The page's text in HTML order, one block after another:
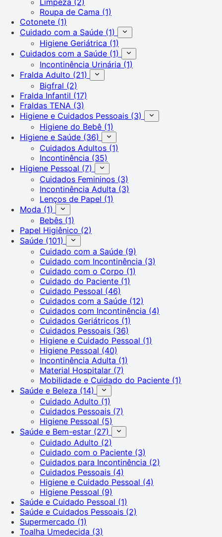
Roupa de Cama (1)
Cotonete (1)
Cuidado com a Saúde (1)
Higiene Geriátrica (1)
Cuidados com a Saúde (1)
Incontinência Urinária (1)
Fralda Adulto (21)
Bigfral (2)
Fralda Infantil (17)
Fraldas TENA (3)
Higiene e Cuidados Pessoais (3)
Higiene do Bebê (1)
Higiene e Saúde (36)
Cuidados Adultos (1)
Incontinência (35)
Higiene Pessoal (7)
Cuidados Femininos (3)
Incontinência Adulta (3)
Lenços de Papel (1)
Moda (1)
Bebês (1)
Papel Higiênico (2)
Saúde (101)
Cuidado com a Saúde (9)
Cuidado com Incontinência (3)
Cuidado com o Corpo (1)
Cuidado do Paciente (1)
Cuidado Pessoal (46)
Cuidados com a Saúde (12)
Cuidados com Incontinência (4)
Cuidados Geriátricos (1)
Cuidados Pessoais (36)
Higiene e Cuidado Pessoal (1)
Higiene Pessoal (40)
Incontinência Adulta (1)
Material Hospitalar (7)
Mobilidade e Cuidado do Paciente (1)
Saúde e Beleza (14)
Cuidado Adulto (1)
Cuidados Pessoais (7)
Higiene Pessoal (5)
Saúde e Bem-estar (27)
Cuidado Adulto (2)
Cuidado com o Paciente (3)
Cuidados para Incontinência (2)
Cuidados Pessoais (4)
Higiene e Cuidado Pessoal (4)
Higiene Pessoal (9)
Saúde e Cuidado Pessoal (1)
Saúde e Cuidados Pessoais (2)
Supermercado (1)
Toalha Umedecida (3)